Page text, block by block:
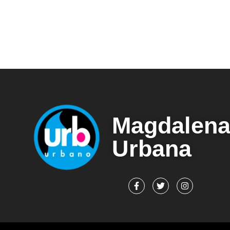
Magdalena
Urbana